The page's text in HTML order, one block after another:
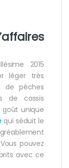
2015
léger très
de pêches
de cassis
goût unique
qui séduit le
pouvez
avec ce